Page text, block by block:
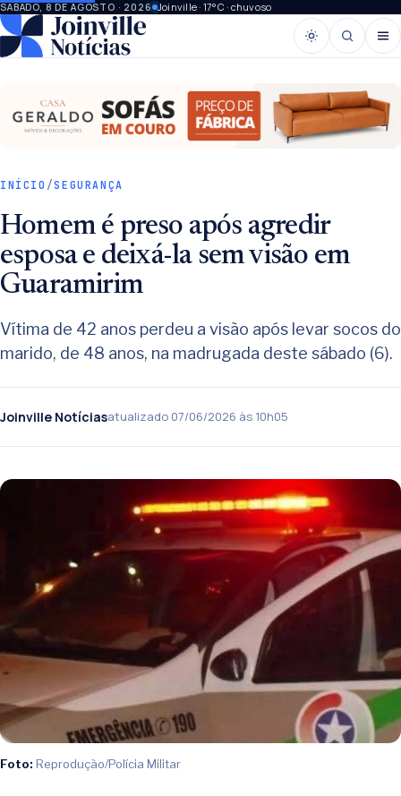
SÁBADO, 8 DE AGOSTO · 2026 Joinville · 17°C · chuvoso
INÍCIO /SEGURANÇA
Homem é preso após agredir
esposa e deixá-la sem visão em
Guaramirim
Vítima de 42 anos perdeu a visão após levar socos do
marido, de 48 anos, na madrugada deste sábado (6).
Joinville Notíciasatualizado 07/06/2026 às 10h05
Foto: Reprodução/Polícia Militar